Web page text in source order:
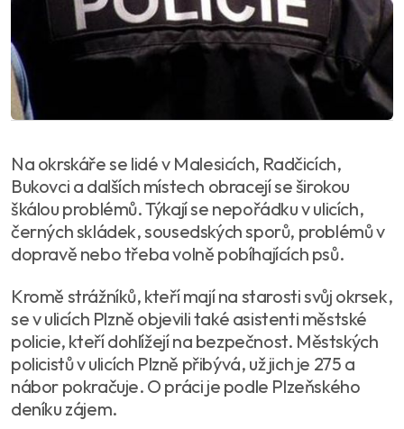
Na okrskáře se lidé v Malesicích, Radčicích,
Bukovci a dalších místech obracejí se širokou
škálou problémů. Týkají se nepořádku v ulicích,
černých skládek, sousedských sporů, problémů v
dopravě nebo třeba volně pobíhajících psů.
Kromě strážníků, kteří mají na starosti svůj okrsek,
se v ulicích Plzně objevili také asistenti městské
policie, kteří dohlížejí na bezpečnost. Městských
policistů v ulicích Plzně přibývá, už jich je 275 a
nábor pokračuje. O práci je podle Plzeňského
deníku zájem.